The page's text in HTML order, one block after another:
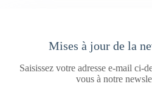
Mises à jour de la
Saisissez votre adresse e-mail ci-
vous à notre